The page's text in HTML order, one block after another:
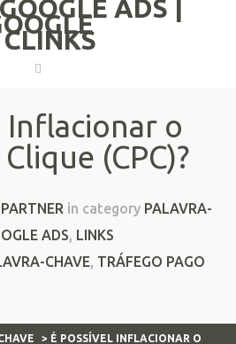
Inflacionar o
(CPC)?
in category PALAVRA-
ADS, LINKS
CHAVE, TRÁFEGO PAGO
> É POSSÍVEL INFLACIONAR O